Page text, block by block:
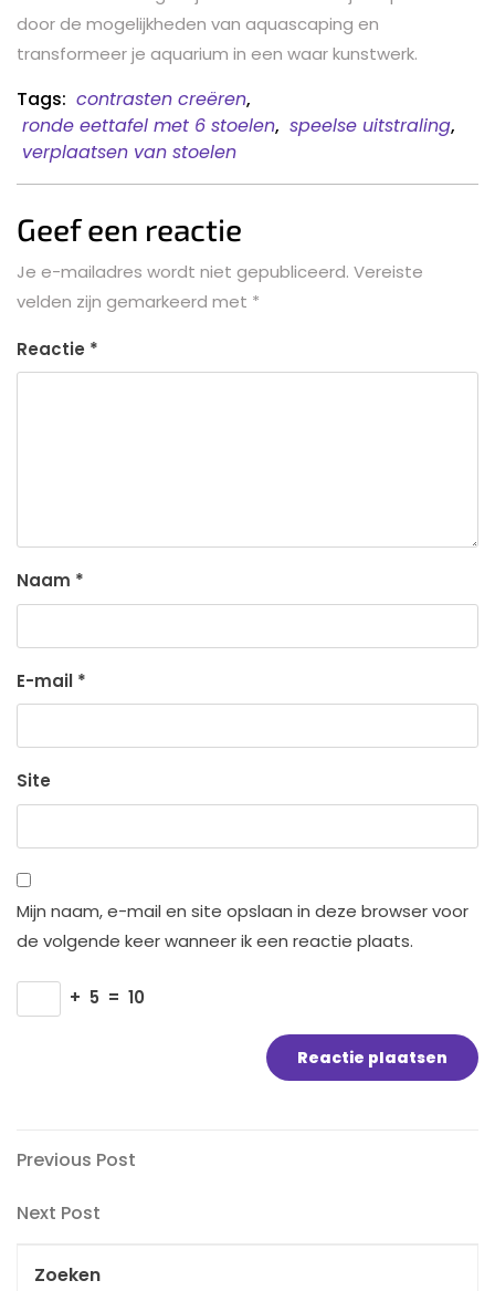
door de mogelijkheden van aquascaping en
transformeer je aquarium in een waar kunstwerk.
Tags: contrasten creëren,
ronde eettafel met 6 stoelen, speelse uitstraling,
verplaatsen van stoelen
Geef een reactie
Je e-mailadres wordt niet gepubliceerd. Vereiste
velden zijn gemarkeerd met *
Reactie *
Naam *
E-mail *
Site
Mijn naam, e-mail en site opslaan in deze browser voor
de volgende keer wanneer ik een reactie plaats.
+ 5 = 10
Bericht
navigatie
Previous
Previous Post
Next
Next Post
Zoeken